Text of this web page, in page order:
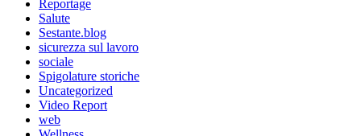
Reportage
Salute
Sestante.blog
sicurezza sul lavoro
sociale
Spigolature storiche
Uncategorized
Video Report
web